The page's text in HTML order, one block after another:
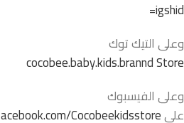
igshid=
وعلى التيك توك
cocobee.baby.kids.brannd Store
وعلى الفيسبوك
علىCocobeekidsstore/